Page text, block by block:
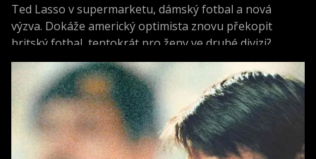
Ted Lasso v supermarketu, dámský fotbal a nová
výzva. Dokáže americký optimista znovu překopit
britský fotbal, tentokrát pro ženy ve druhé divizi?